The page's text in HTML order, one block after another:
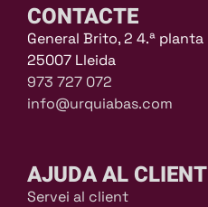
CONTACTE
General Brito, 2 4.ª planta
25007 Lleida
973 727 072
info@urquiabas.com
AJUDA AL CLIENT
Servei al client